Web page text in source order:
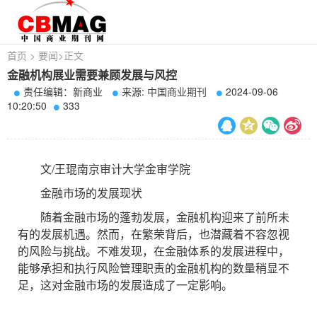
首页 > 要闻>正文
金融机构展业需要兼顾发展与风控
责任编辑：新商业 来源: 中国商业期刊
2024-09-06
10:20:50
333
文/王琨南京审计大学金审学院
金融市场的发展现状
随着金融市场的蓬勃发展，金融机构迎来了前所未
有的发展机遇。然而，在繁荣背后，也潜藏着不容忽视
的风险与挑战。不难发现，在金融体系的发展进程中，
能够承担和执行风险管理职责的金融机构的数量稍显不
足，这对金融市场的发展造成了一定影响。